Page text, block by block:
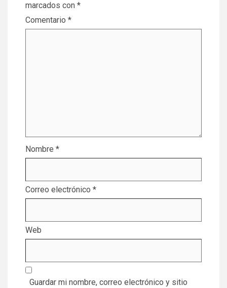
marcados con *
Comentario *
Nombre *
Correo electrónico *
Web
Guardar mi nombre, correo electrónico y sitio